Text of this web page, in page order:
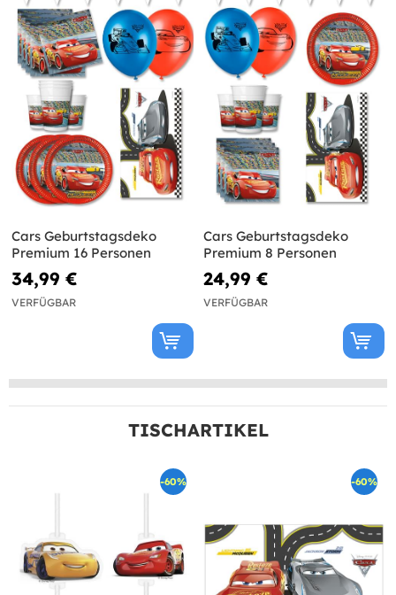
Cars Geburtstagsdeko
Premium 16 Personen
34,99 €
VERFÜGBAR
Cars Geburtstagsdeko
Premium 8 Personen
24,99 €
VERFÜGBAR
TISCHARTIKEL
-60% -60%